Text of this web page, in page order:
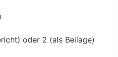
oder 2 (als Beilage)